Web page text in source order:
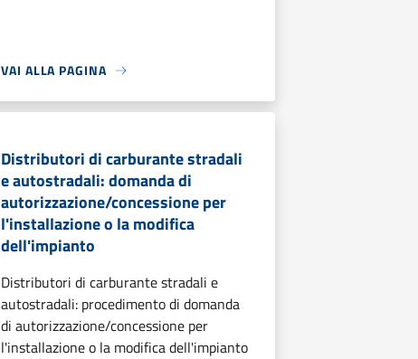
VAI ALLA PAGINA
Distributori di carburante stradali
e autostradali: domanda di
autorizzazione/concessione per
l'installazione o la modifica
dell'impianto
Distributori di carburante stradali e
autostradali: procedimento di domanda
di autorizzazione/concessione per
l'installazione o la modifica dell'impianto